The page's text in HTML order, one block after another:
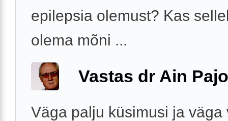
epilepsia olemust? Kas
olema mõni ...
Vastas dr Ain
Väga palju küsimusi ja väga